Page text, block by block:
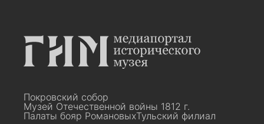
Покровский собор
Музей Отечественной войны 1812 г.
Палаты бояр РомановыхТульский филиал